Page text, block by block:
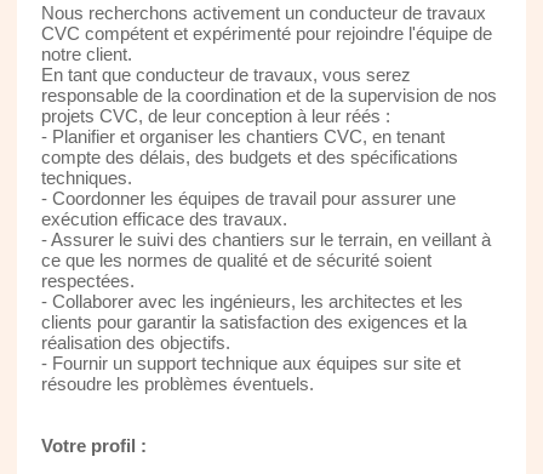
Nous recherchons activement un conducteur de travaux
CVC compétent et expérimenté pour rejoindre l'équipe de
notre client.
En tant que conducteur de travaux, vous serez
responsable de la coordination et de la supervision de nos
projets CVC, de leur conception à leur réés :
- Planifier et organiser les chantiers CVC, en tenant
compte des délais, des budgets et des spécifications
techniques.
- Coordonner les équipes de travail pour assurer une
exécution efficace des travaux.
- Assurer le suivi des chantiers sur le terrain, en veillant à
ce que les normes de qualité et de sécurité soient
respectées.
- Collaborer avec les ingénieurs, les architectes et les
clients pour garantir la satisfaction des exigences et la
réalisation des objectifs.
- Fournir un support technique aux équipes sur site et
résoudre les problèmes éventuels.
Votre profil :